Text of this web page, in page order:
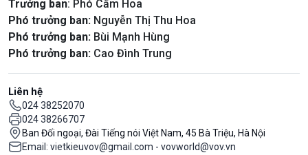
Trưởng ban: Phó Cẩm Hoa
Phó trưởng ban: Nguyễn Thị Thu Hoa
Phó trưởng ban: Bùi Mạnh Hùng
Phó trưởng ban: Cao Đình Trung
Liên hệ
024 38252070
024 38266707
Ban Đối ngoại, Đài Tiếng nói Việt Nam, 45 Bà Triệu, Hà Nội
Email: vietkieuvov@gmail.com - vovworld@vov.vn